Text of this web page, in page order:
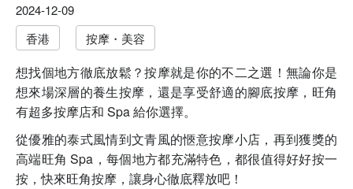
2024-12-09
香港
按摩・美容
想找個地方徹底放鬆？按摩就是你的不二之選！無論你是
想來場深層的養生按摩，還是享受舒適的腳底按摩，旺角
有超多按摩店和 Spa 給你選擇。
從優雅的泰式風情到文青風的愜意按摩小店，再到獲獎的
高端旺角 Spa，每個地方都充滿特色，都很值得好好按一
按，快來旺角按摩，讓身心徹底釋放吧！